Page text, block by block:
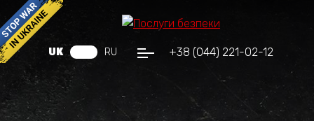
+38 (044) 221-02-12
UK RU